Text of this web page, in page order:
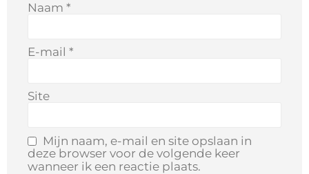
Naam *
E-mail *
Site
Mijn naam, e-mail en site opslaan in
deze browser voor de volgende keer
wanneer ik een reactie plaats.